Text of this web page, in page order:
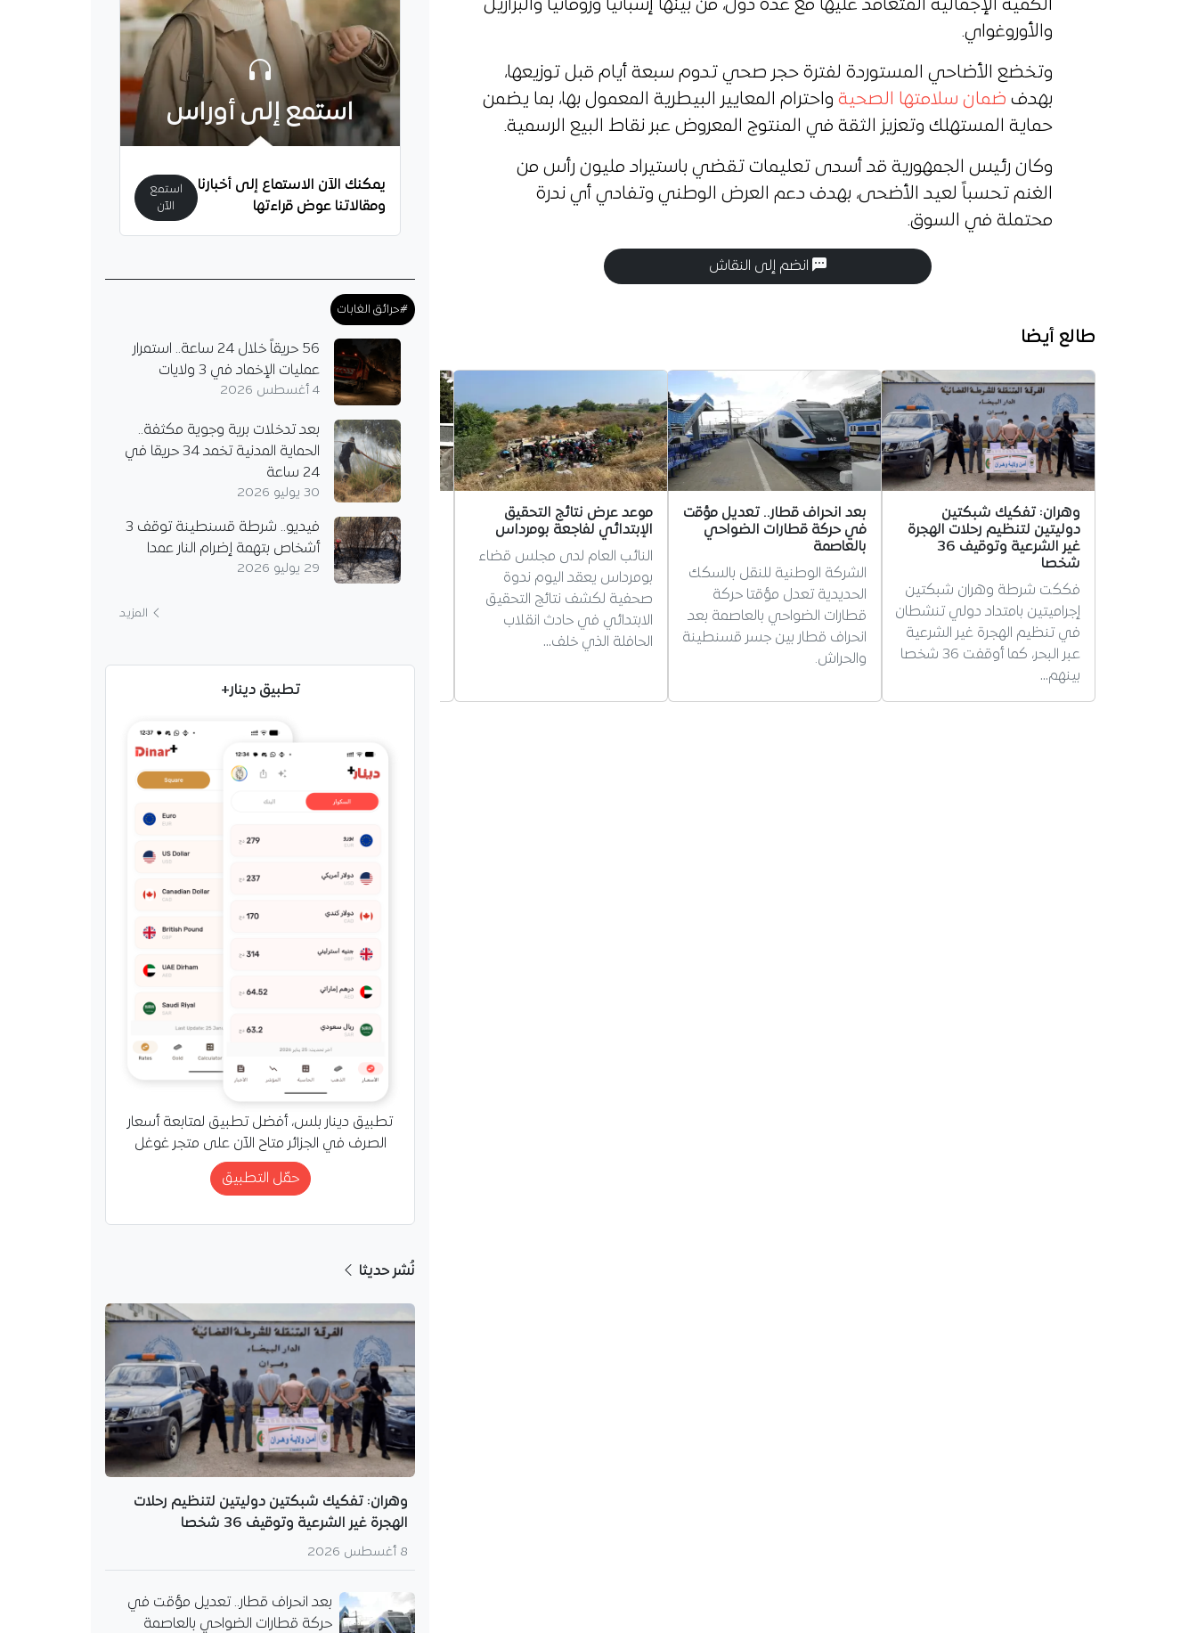
الكمية الإجمالية المتعاقد عليها مع عدة دول، من بينها إسبانيا ورومانيا والبرازيل
والأوروغواي.
وتخضع الأضاحي المستوردة لفترة حجر صحي تدوم سبعة أيام قبل توزيعها،
بهدف ضمان سلامتها الصحية واحترام المعايير البيطرية المعمول بها، بما يضمن
حماية المستهلك وتعزيز الثقة في المنتوج المعروض عبر نقاط البيع الرسمية.
وكان رئيس الجمهورية قد أسدى تعليمات تقضي باستيراد مليون رأس من
الغنم تحسباً لعيد الأضحى، بهدف دعم العرض الوطني وتفادي أي ندرة
محتملة في السوق.
انضم إلى النقاش
طالع أيضا
وهران: تفكيك شبكتين
دوليتين لتنظيم رحلات الهجرة
غير الشرعية وتوقيف 36
شخصا
فككت شرطة وهران شبكتين
إجراميتين بامتداد دولي تنشطان
في تنظيم الهجرة غير الشرعية
عبر البحر، كما أوقفت 36 شخصا
بينهم…
بعد انحراف قطار.. تعديل مؤقت
في حركة قطارات الضواحي
بالعاصمة
الشركة الوطنية للنقل بالسكك
الحديدية تعدل مؤقتا حركة
قطارات الضواحي بالعاصمة بعد
انحراف قطار بين جسر قسنطينة
والحراش.
موعد عرض نتائج التحقيق
الإبتدائي لفاجعة بومرداس
النائب العام لدى مجلس قضاء
بومرداس يعقد اليوم ندوة
صحفية لكشف نتائج التحقيق
الابتدائي في حادث انقلاب
الحافلة الذي خلف…
مجلة الجيش: “وعي الجزائريين
وتلاحمهم مع مؤسسات الدولة
سندٌ لاستقرار الوطن”
أكدت مجلة الجيش أن الجزائر
استمع إلى أوراس
يمكنك الآن الاستماع إلى أخبارنا
ومقالاتنا عوض قراءتها
استمع
الآن
#حرائق الغابات
56 حريقاً خلال 24 ساعة.. استمرار
عمليات الإخماد في 3 ولايات
4 أغسطس 2026
بعد تدخلات برية وجوية مكثفة..
الحماية المدنية تخمد 34 حريقا في
24 ساعة
30 يوليو 2026
فيديو.. شرطة قسنطينة توقف 3
أشخاص بتهمة إضرام النار عمدا
29 يوليو 2026
المزيد
تطبيق دينار+
تطبيق دينار بلس، أفضل تطبيق لمتابعة أسعار
الصرف في الجزائر متاح الآن على متجر غوغل
حمّل التطبيق
نُشر حديثا
وهران: تفكيك شبكتين دوليتين لتنظيم رحلات
الهجرة غير الشرعية وتوقيف 36 شخصا
8 أغسطس 2026
بعد انحراف قطار.. تعديل مؤقت في
حركة قطارات الضواحي بالعاصمة